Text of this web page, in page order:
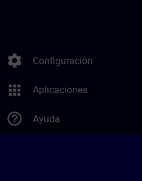
settings Configuración
apps Aplicaciones
help_outline Ayuda